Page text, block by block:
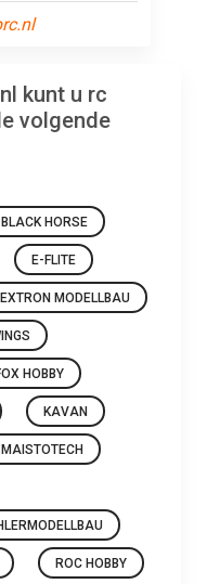
kunt u rc
volgende
BLACK HORSE
E-FLITE
EXTRON MODELLBAU
HOBBY
KAVAN
MAISTOTECH
ROC HOBBY